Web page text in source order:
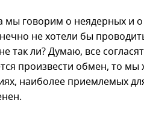
мы говорим о неядерных и о
не хотели бы
так ли? Думаю, все
произвести обмен, то мы
наиболее приемлемых